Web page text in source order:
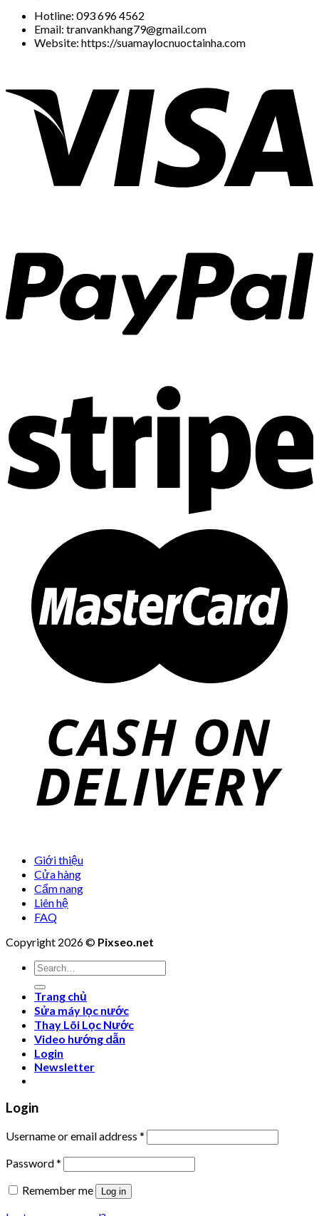
Hotline: 093 696 4562
Email: tranvankhang79@gmail.com
Website: https://suamaylocnuoctainha.com
Giới thiệu
Cửa hàng
Cẩm nang
Liên hệ
FAQ
Copyright 2026 © Pixseo.net
Search
for:
Trang chủ
Sửa máy lọc nước
Thay Lõi Lọc Nước
Video hướng dẫn
Login
Newsletter
Login
Username or email address *
Password*
Remember me
Log in